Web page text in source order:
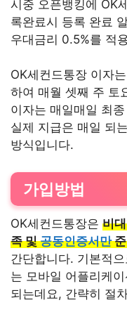
시중 오픈뱅킹에 OK
록완료시 등록 완료
우대금리 0.5%를 적
OK세컨드통장 이자
하여 매월 셋째 주 토
이자는 매일매일 최
실제 지급은 매일 되
방식입니다.
가입방법
OK세컨드통장은 비
족 및공동인증서만
간단합니다. 기본적
는 모바일 어플리케
되는데요, 간략히 절